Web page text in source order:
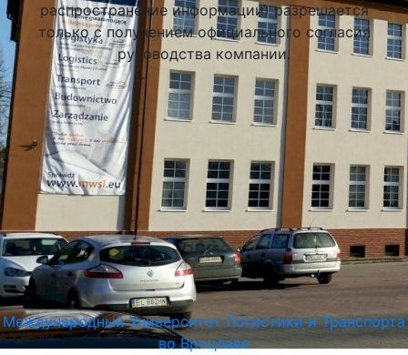
Международный Университет Логистики и Транспорта
во Вроцлаве
распространение информации) разрешается
только с получением официального согласия
руководства компании.